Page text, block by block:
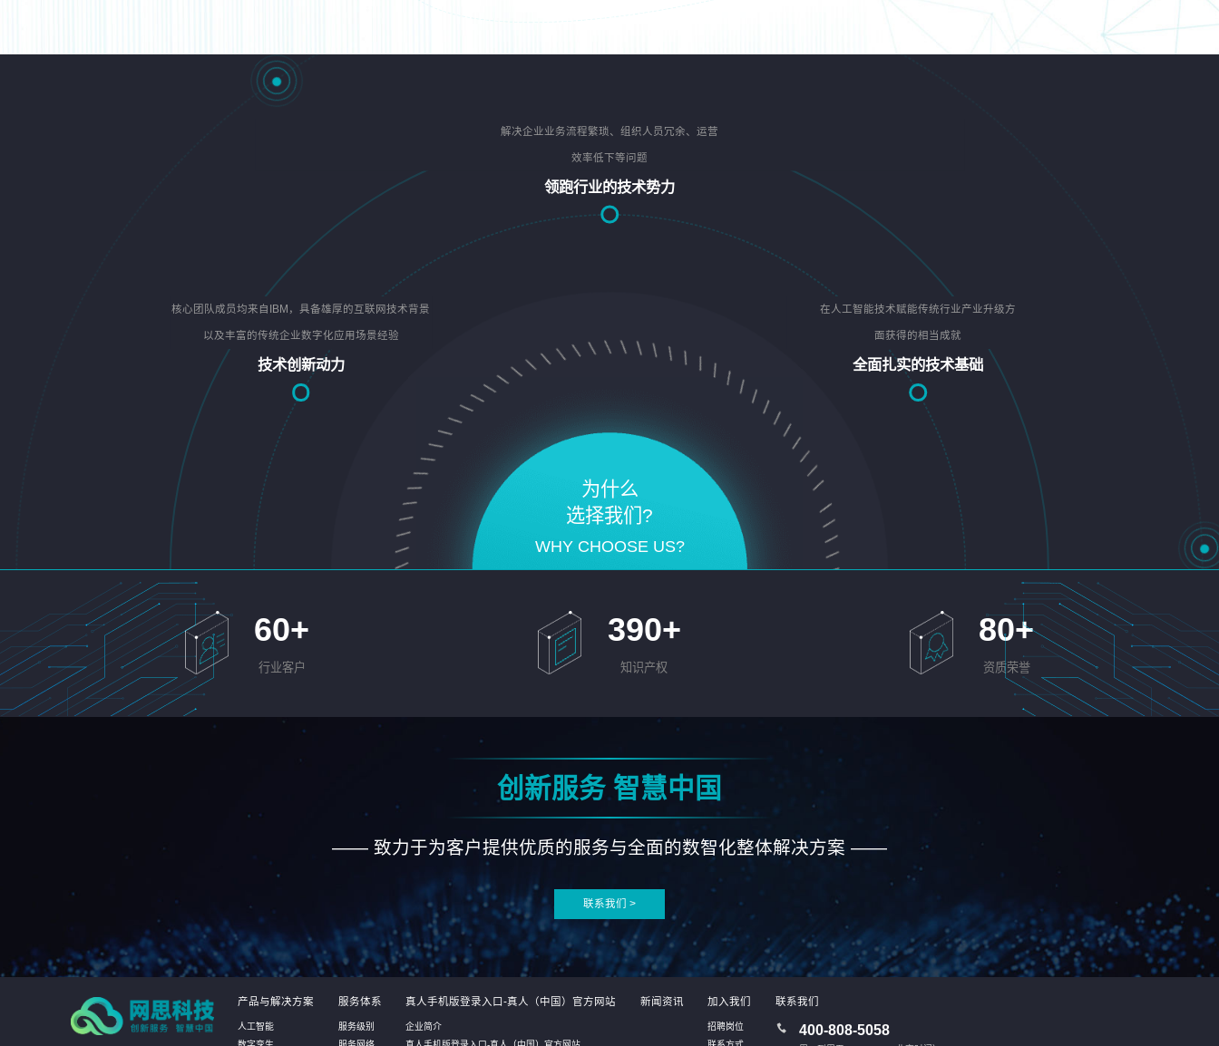
为什么
选择我们?
WHY CHOOSE US?
核心团队成员均来自IBM，具备雄厚的互联网技术背景
以及丰富的传统企业数字化应用场景经验
技术创新动力
解决企业业务流程繁琐、组织人员冗余、运营
效率低下等问题
领跑行业的技术势力
在人工智能技术赋能传统行业产业升级方
面获得的相当成就
全面扎实的技术基础
60+
行业客户
390+
知识产权
80+
资质荣誉
创新服务 智慧中国
—— 致力于为客户提供优质的服务与全面的数智化整体解决方案 ——
联系我们 >
产品与解决方案
人工智能
服务体系
服务级别
真人手机版登录入口-真人（中国）官方网站
企业简介
新闻资讯 加入我们
招聘岗位
联系我们
400-808-5058